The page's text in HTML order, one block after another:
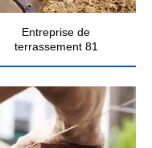
Entreprise de
terrassement 81